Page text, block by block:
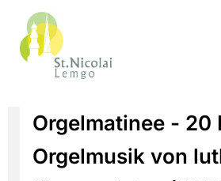
Orgelmatinee - 20
Orgelmusik von